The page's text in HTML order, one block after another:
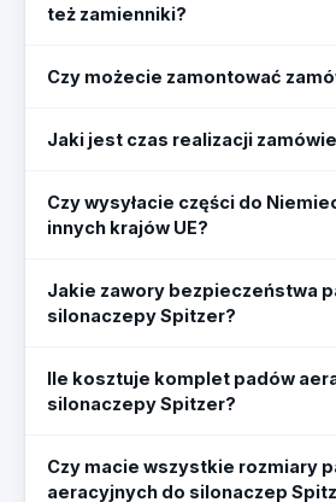
też zamienniki?
Czy możecie zamontować
Jaki jest czas realizacji
Czy wysyłacie części do
innych krajów UE?
Jakie zawory bezpieczeństwa
silonaczepy Spitzer?
Ile kosztuje komplet padów
silonaczepy Spitzer?
Czy macie wszystkie rozmiary
aeracyjnych do silonaczep